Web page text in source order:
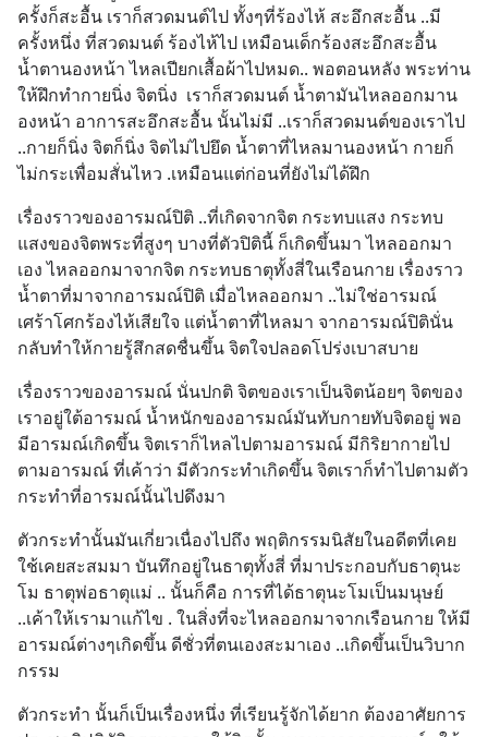
ครั้งก็สะอื้น เราก็สวดมนต์ไป ทั้งๆที่ร้องไห้ สะอึกสะอื้น ..มี
ครั้งหนึ่ง ที่สวดมนต์ ร้องไห้ไป เหมือนเด็กร้องสะอึกสะอื้น
น้ำตานองหน้า ไหลเปียกเสื้อผ้าไปหมด.. พอตอนหลัง พระท่าน
ให้ฝึกทำกายนิ่ง จิตนิ่ง  เราก็สวดมนต์ น้ำตามันไหลออกมาน
องหน้า อาการสะอึกสะอื้น นั้นไม่มี ..เราก็สวดมนต์ของเราไป
..กายก็นิ่ง จิตก็นิ่ง จิตไม่ไปยึด น้ำตาที่ไหลมานองหน้า กายก็
ไม่กระเพื่อมสั่นไหว .เหมือนแต่ก่อนที่ยังไม่ได้ฝึก
เรื่องราวของอารมณ์ปิติ ..ที่เกิดจากจิต กระทบแสง กระทบ
แสงของจิตพระที่สูงๆ บางที่ตัวปิตินี้ ก็เกิดขึ้นมา ไหลออกมา
เอง ไหลออกมาจากจิต กระทบธาตุทั้งสี่ในเรือนกาย เรื่องราว
น้ำตาที่มาจากอารมณ์ปิติ เมื่อไหลออกมา ..ไม่ใช่อารมณ์
เศร้าโศกร้องไห้เสียใจ แต่น้ำตาที่ไหลมา จากอารมณ์ปิตินั่น
กลับทำให้กายรู้สึกสดชื่นขึ้น จิตใจปลอดโปร่งเบาสบาย
เรื่องราวของอารมณ์ นั่นปกติ จิตของเราเป็นจิตน้อยๆ จิตของ
เราอยู่ใต้อารมณ์ น้ำหนักของอารมณ์มันทับกายทับจิตอยู่ พอ
มีอารมณ์เกิดขึ้น จิตเราก็ไหลไปตามอารมณ์ มีกิริยากายไป
ตามอารมณ์ ที่เค้าว่า มีตัวกระทำเกิดขึ้น จิตเราก็ทำไปตามตัว
กระทำที่อารมณ์นั้นไปดึงมา
ตัวกระทำนั้นมันเกี่ยวเนื่องไปถึง พฤติกรรมนิสัยในอดีตที่เคย
ใช้เคยสะสมมา บันทึกอยู่ในธาตุทั้งสี่ ที่มาประกอบกับธาตุนะ
โม ธาตุพ่อธาตุแม่ .. นั้นก็คือ การที่ได้ธาตุนะโมเป็นมนุษย์
..เค้าให้เรามาแก้ไข . ในสิ่งที่จะไหลออกมาจากเรือนกาย ให้มี
อารมณ์ต่างๆเกิดขึ้น ดีชั่วที่ตนเองสะมาเอง ..เกิดขึ้นเป็นวิบาก
กรรม
ตัวกระทำ นั้นก็เป็นเรื่องหนึ่ง ที่เรียนรู้จักได้ยาก ต้องอาศัยการ